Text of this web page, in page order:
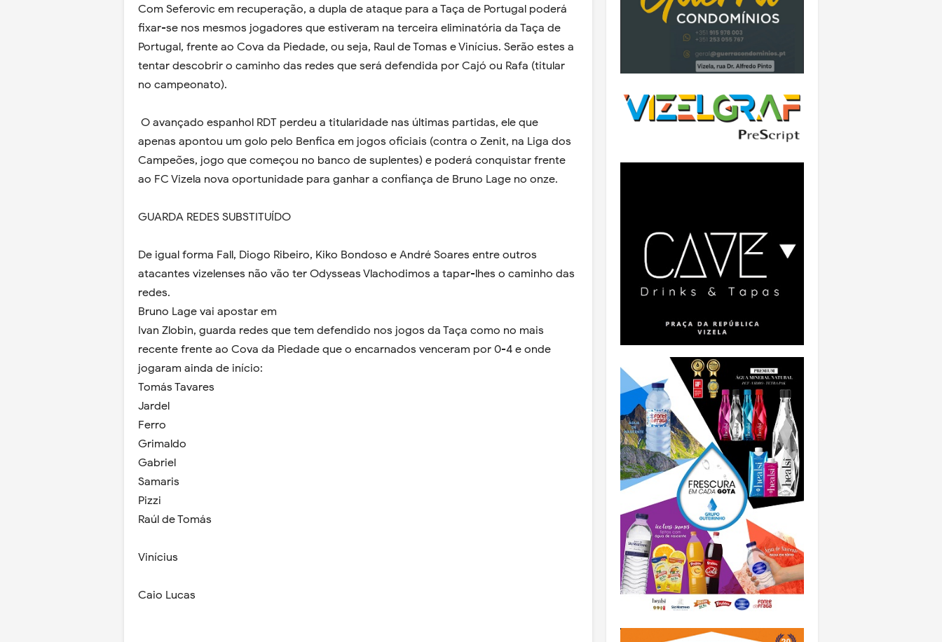
Com Seferovic em recuperação, a dupla de ataque para a Taça de Portugal poderá
fixar-se nos mesmos jogadores que estiveram na terceira eliminatória da Taça de
Portugal, frente ao Cova da Piedade, ou seja, Raul de Tomas e Vinícius. Serão estes a
tentar descobrir o caminho das redes que será defendida por Cajó ou Rafa (titular
no campeonato).
O avançado espanhol RDT perdeu a titularidade nas últimas partidas, ele que
apenas apontou um golo pelo Benfica em jogos oficiais (contra o Zenit, na Liga dos
Campeões, jogo que começou no banco de suplentes) e poderá conquistar frente
ao FC Vizela nova oportunidade para ganhar a confiança de Bruno Lage no onze.
GUARDA REDES SUBSTITUÍDO
De igual forma Fall, Diogo Ribeiro, Kiko Bondoso e André Soares entre outros
atacantes vizelenses não vão ter Odysseas Vlachodimos a tapar-lhes o caminho das
redes.
Bruno Lage vai apostar em
Ivan Zlobin, guarda redes que tem defendido nos jogos da Taça como no mais
recente frente ao Cova da Piedade que o encarnados venceram por 0-4 e onde
jogaram ainda de início:
Tomás Tavares
Jardel
Ferro
Grimaldo
Gabriel
Samaris
Pizzi
Raúl de Tomás
Vinícius
Caio Lucas